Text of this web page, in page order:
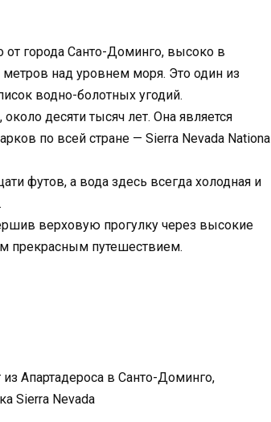
города Санто-Доминго, высоко в
над уровнем моря. Это один из
водно-болотных угодий.
десяти тысяч лет. Она является
по всей стране — Sierra Nevada National
футов, а вода здесь всегда холодная и
верховую прогулку через высокие
прекрасным путешествием.
Апартадероса в Санто-Доминго,
Sierra Nevada